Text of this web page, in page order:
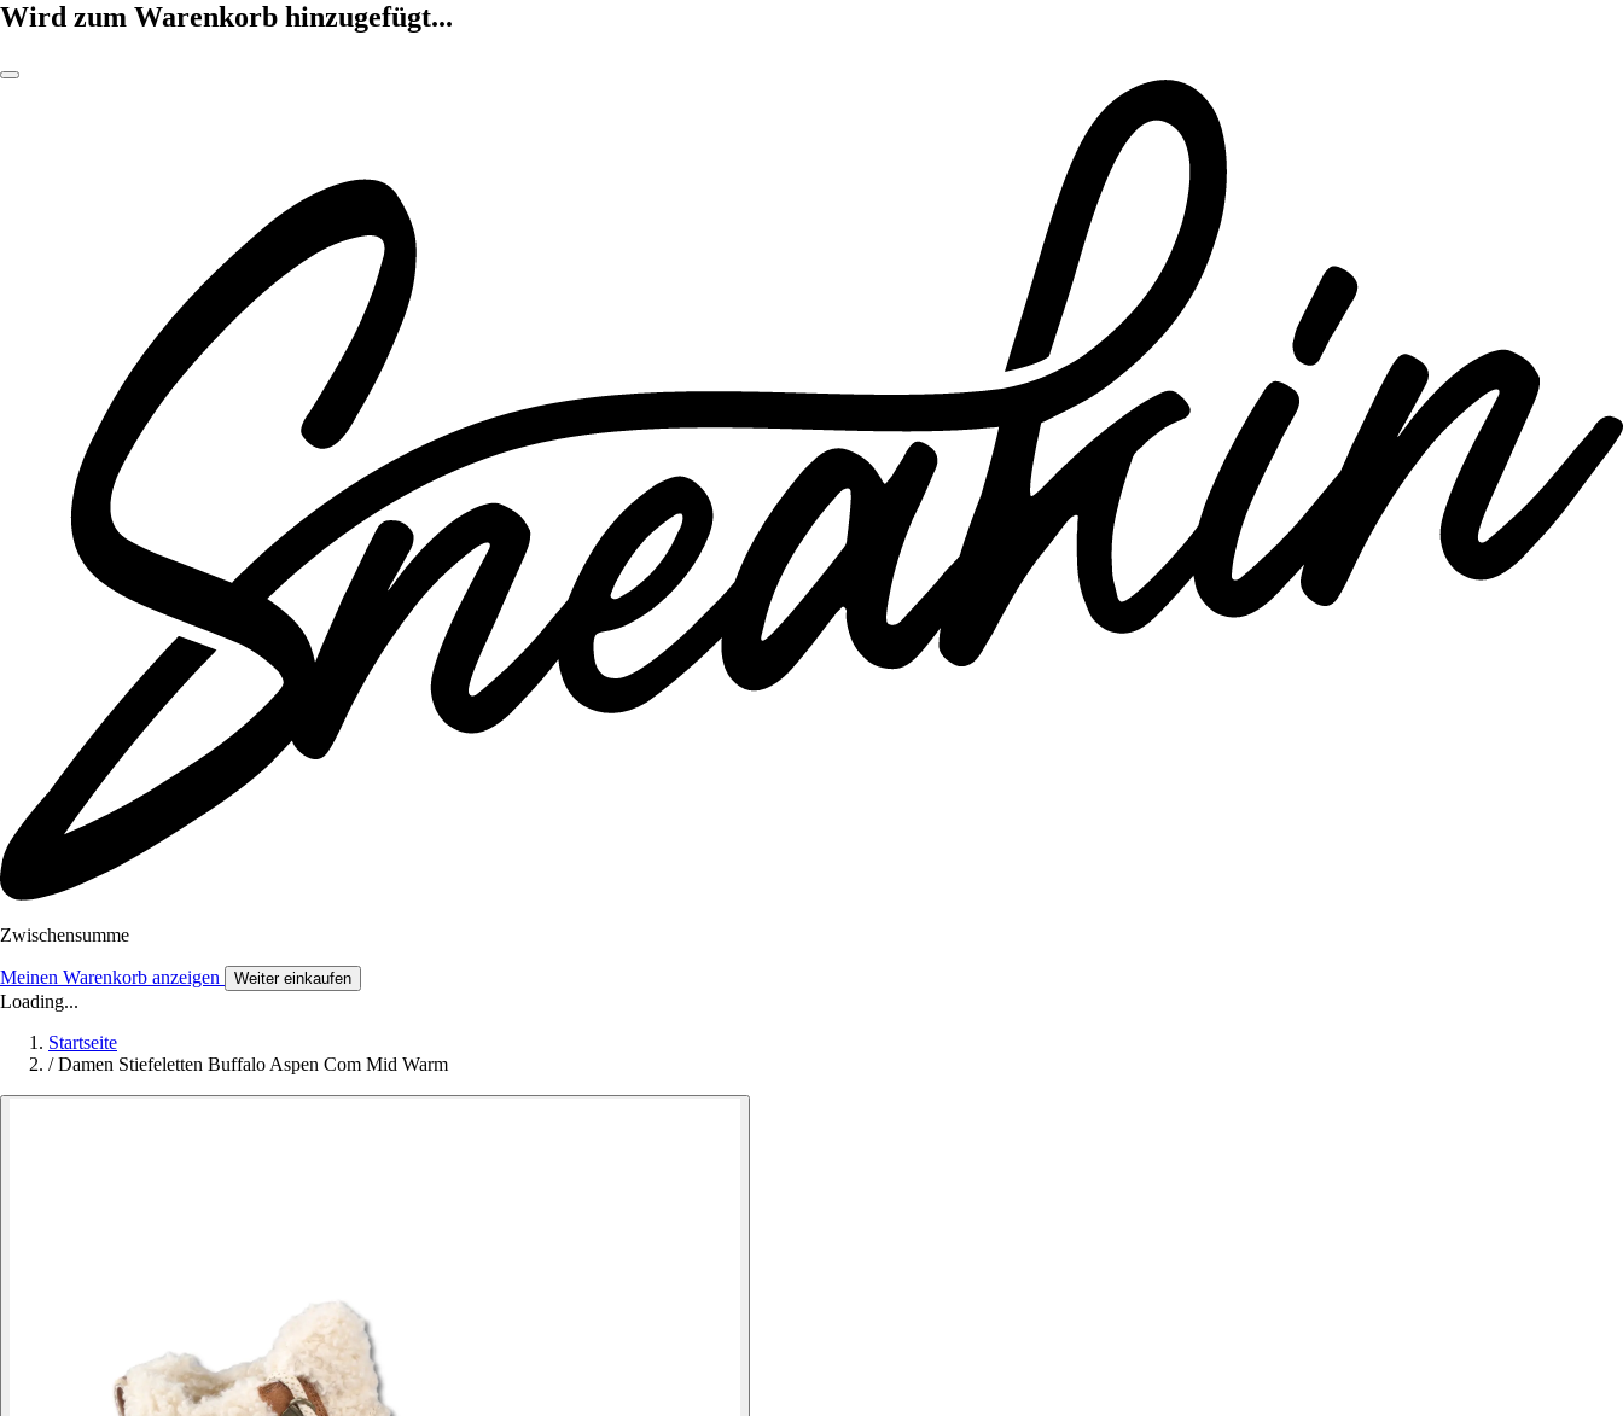
Wird zum Warenkorb hinzugefügt...
Zwischensumme
Meinen Warenkorb anzeigen Weiter einkaufen
Loading...
Startseite
/ Damen Stiefeletten Buffalo Aspen Com Mid Warm